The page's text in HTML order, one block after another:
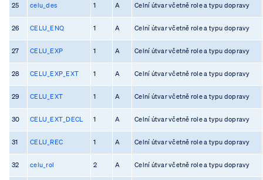
25 celu_des 1 A Celní útvar včetně role a typu dopravy
26 CELU_ENQ 1 A Celní útvar včetně role a typu dopravy
27 CELU_EXP 1 A Celní útvar včetně role a typu dopravy
28 CELU_EXP_EXT 1 A Celní útvar včetně role a typu dopravy
29 CELU_EXT 1 A Celní útvar včetně role a typu dopravy
30 CELU_EXT_DECL 1 A Celní útvar včetně role a typu dopravy
31 CELU_REC 1 A Celní útvar včetně role a typu dopravy
32 celu_rol 2 A Celní útvar včetně role a typu dopravy